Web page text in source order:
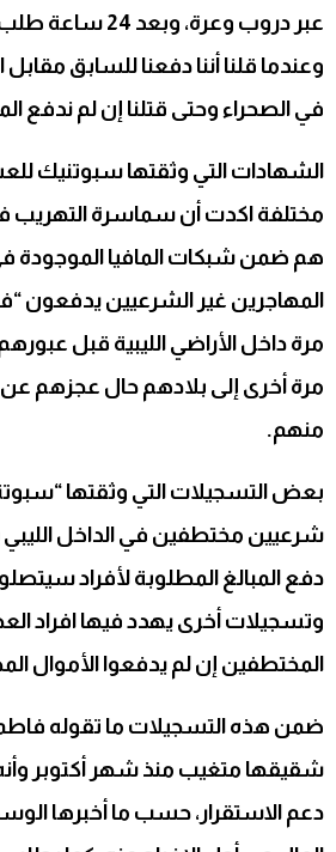
وعندما قلنا أننا دفعنا للسابق مقابل
في الصحراء وحتى قتلنا إن لم ندفع
الشهادات التي وثقتها سبوتنيك
مختلفة اكدت أن سماسرة التهريب
هم ضمن شبكات المافيا الموجودة في
المهاجرين غير الشرعيين يدفعون
مرة داخل الأراضي الليبية قبل
مرة أخرى إلى بلادهم حال عجزهم
منهم.
بعض التسجيلات التي وثقتها
شرعيين مختطفين في الداخل
دفع المبالغ المطلوبة لأفراد
وتسجيلات أخرى يهدد فيها افراد
المختطفين إن لم يدفعوا الأموال
ضمن هذه التسجيلات ما تقوله
شقيقها متغيب منذ شهر أكتوبر
دعم الاستقرار، حسب ما أخبرها